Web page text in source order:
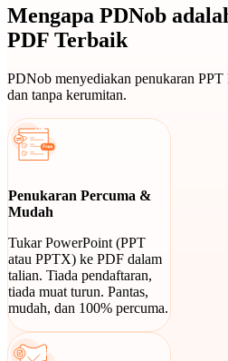
Mengapa PDNob
PDF Terbaik
PDNob menyediakan penukaran PPT
dan tanpa kerumitan.
Penukaran Percuma &
Mudah
Tukar PowerPoint (PPT
atau PPTX) ke PDF dalam
talian. Tiada pendaftaran,
tiada muat turun. Pantas,
mudah, dan 100% percuma.